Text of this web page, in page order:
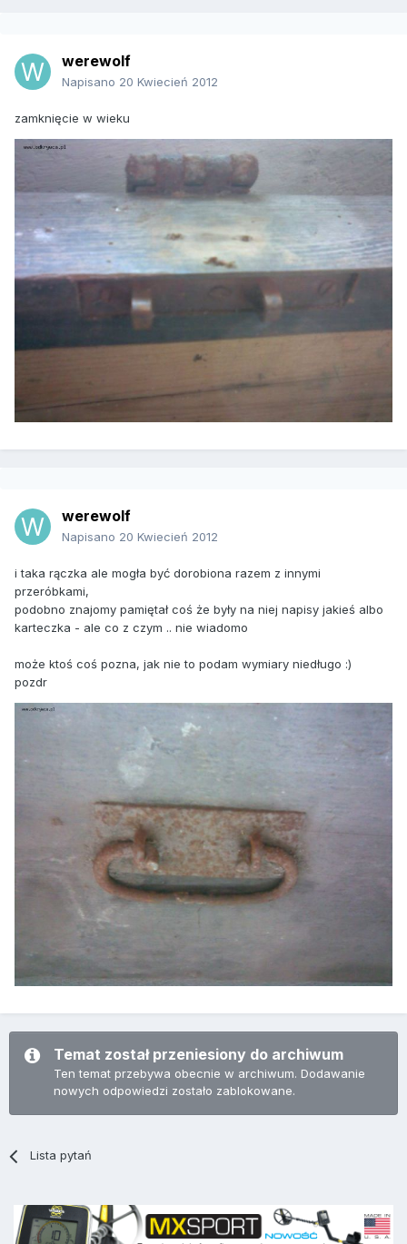
werewolf
Napisano 20 Kwiecień 2012
zamknięcie w wieku
werewolf
Napisano 20 Kwiecień 2012
i taka rączka ale mogła być dorobiona razem z innymi
przeróbkami,
podobno znajomy pamiętał coś że były na niej napisy jakieś albo
karteczka - ale co z czym .. nie wiadomo
może ktoś coś pozna, jak nie to podam wymiary niedługo :)
pozdr
Temat został przeniesiony do archiwum
Ten temat przebywa obecnie w archiwum. Dodawanie
nowych odpowiedzi zostało zablokowane.
Lista pytań